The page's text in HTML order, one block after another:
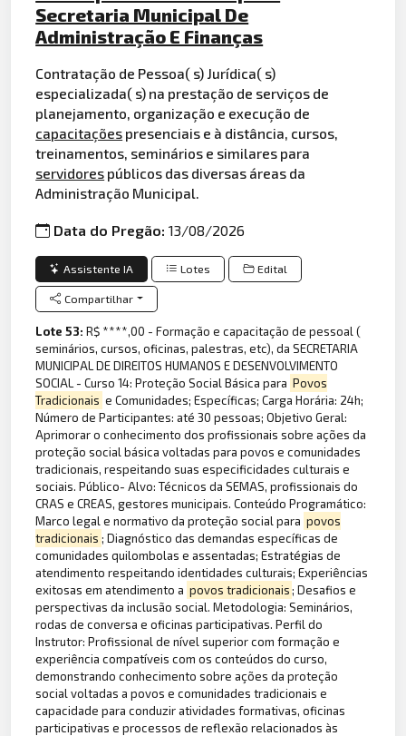
Secretaria Municipal De
Administração E Finanças
Contratação de Pessoa( s) Jurídica( s)
especializada( s) na prestação de serviços de
planejamento, organização e execução de
capacitações presenciais e à distância, cursos,
treinamentos, seminários e similares para
servidores públicos das diversas áreas da
Administração Municipal.
Data do Pregão:13/08/2026
Assistente IA Lotes Edital
Compartilhar
Lote 53:R$ ****,00 - Formação e capacitação de pessoal (
seminários, cursos, oficinas, palestras, etc), da SECRETARIA
MUNICIPAL DE DIREITOS HUMANOS E DESENVOLVIMENTO
SOCIAL - Curso 14: Proteção Social Básica para Povos
Tradicionais e Comunidades; Específicas; Carga Horária: 24h;
Número de Participantes: até 30 pessoas; Objetivo Geral:
Aprimorar o conhecimento dos profissionais sobre ações da
proteção social básica voltadas para povos e comunidades
tradicionais, respeitando suas especificidades culturais e
sociais. Público- Alvo: Técnicos da SEMAS, profissionais do
CRAS e CREAS, gestores municipais. Conteúdo Programático:
Marco legal e normativo da proteção social para povos
tradicionais ; Diagnóstico das demandas específicas de
comunidades quilombolas e assentadas; Estratégias de
atendimento respeitando identidades culturais; Experiências
exitosas em atendimento a povos tradicionais; Desafios e
perspectivas da inclusão social. Metodologia: Seminários,
rodas de conversa e oficinas participativas. Perfil do
Instrutor: Profissional de nível superior com formação e
experiência compatíveis com os conteúdos do curso,
demonstrando conhecimento sobre ações da proteção
social voltadas a povos e comunidades tradicionais e
capacidade para conduzir atividades formativas, oficinas
participativas e processos de reflexão relacionados às